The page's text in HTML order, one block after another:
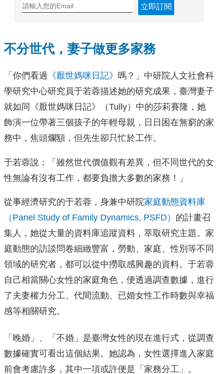
立即訂閱
不分世代，妻子做更多家務
「你們看過 《厭世媽咪日記》 嗎？」中研院人文社會科
學研究中心研究員于若蓉描述她的研究成果，臺灣妻子
就如同《厭世媽咪日記》（Tully）中的莎莉賽隆，她
飾演一位帶著三個孩子的年輕母親，日日困在無窮的家
務中，焦頭爛額，但先生卻只忙於工作。
于若蓉說：「雖然世代價值觀有差異，但不同世代的女
性無論有沒有工作，都要負擔大多數的家務！」
從事經濟研究的于若蓉，身兼中研院家庭動態資料庫
（Panel Study of Family Dynamics, PSFD） 的計畫召
集人，她從大量的資料庫追蹤資料，萃取研究主題。家
庭動態的訪談問卷細緻豐富，勞動、家庭、性別等不同
領域的研究者，都可以從中撈取感興趣的資料。于若蓉
自己相當關心女性的家庭角色，便透過調查數據，進行
了夫妻權力分工、代間流動、已婚女性工作時數與幸福
感等相關研究。
「晚婚」、「不婚」是臺灣女性的現在進行式，從調查
數據確實可看出這個結果。她認為，女性選擇進入家庭
前會考慮許多，其中一項或許便是「家務分工」。